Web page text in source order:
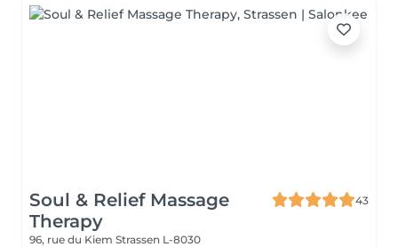
Soul & Relief Massage
Therapy
43
96, rue du Kiem Strassen L-8030